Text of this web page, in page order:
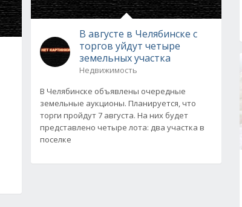
В августе в Челябинске с
торгов уйдут четыре
земельных участка
Недвижимость
В Челябинске объявлены очередные
земельные аукционы. Планируется, что
торги пройдут 7 августа. На них будет
представлено четыре лота: два участка в
поселке